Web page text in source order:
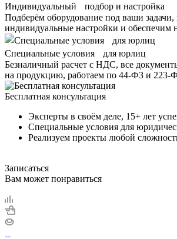
Индивидуальный подбор и настройка
Подберём оборудование под ваши задачи,
индивидуальные настройки и
Специальные условия для юрлиц
Безналичный расчет с НДС, все
на продукцию, работаем по 44-ФЗ и 223-
Бесплатная консультация
Эксперты в своём деле, 15+ лет
Специальные условия для
Реализуем проекты любой
Записаться
Вам может понравиться